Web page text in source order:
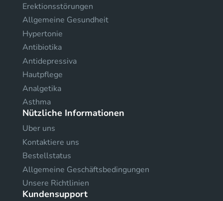
Erektionsstörungen
Allgemeine Gesundheit
Hypertonie
Antibiotika
Antidepressiva
Hautpflege
Analgetika
Asthma
Nützliche Informationen
Uber uns
Kontaktiere uns
Bestellstatus
Allgemeine Geschäftsbedingungen
Unsere Richtlinien
Kundensupport